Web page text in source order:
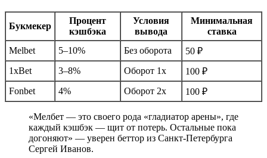
Букмекер
Процент
кэшбэка
Условия
вывода
Минимальная
ставка
Melbet
5–10% Без оборота
50 ₽
1xBet
3–8% Оборот 1х
100 ₽
Fonbet
4% Оборот 2х 100 ₽
«Мелбет — это своего рода «гладиатор арены», где
каждый кэшбэк — щит от потерь. Остальные пока
догоняют» — уверен беттор из Санкт-Петербурга
Сергей Иванов.